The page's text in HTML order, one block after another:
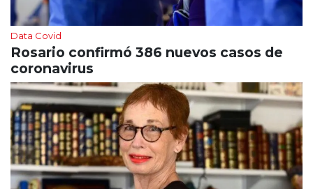
Data Covid
Rosario confirmó 386 nuevos casos de
coronavirus